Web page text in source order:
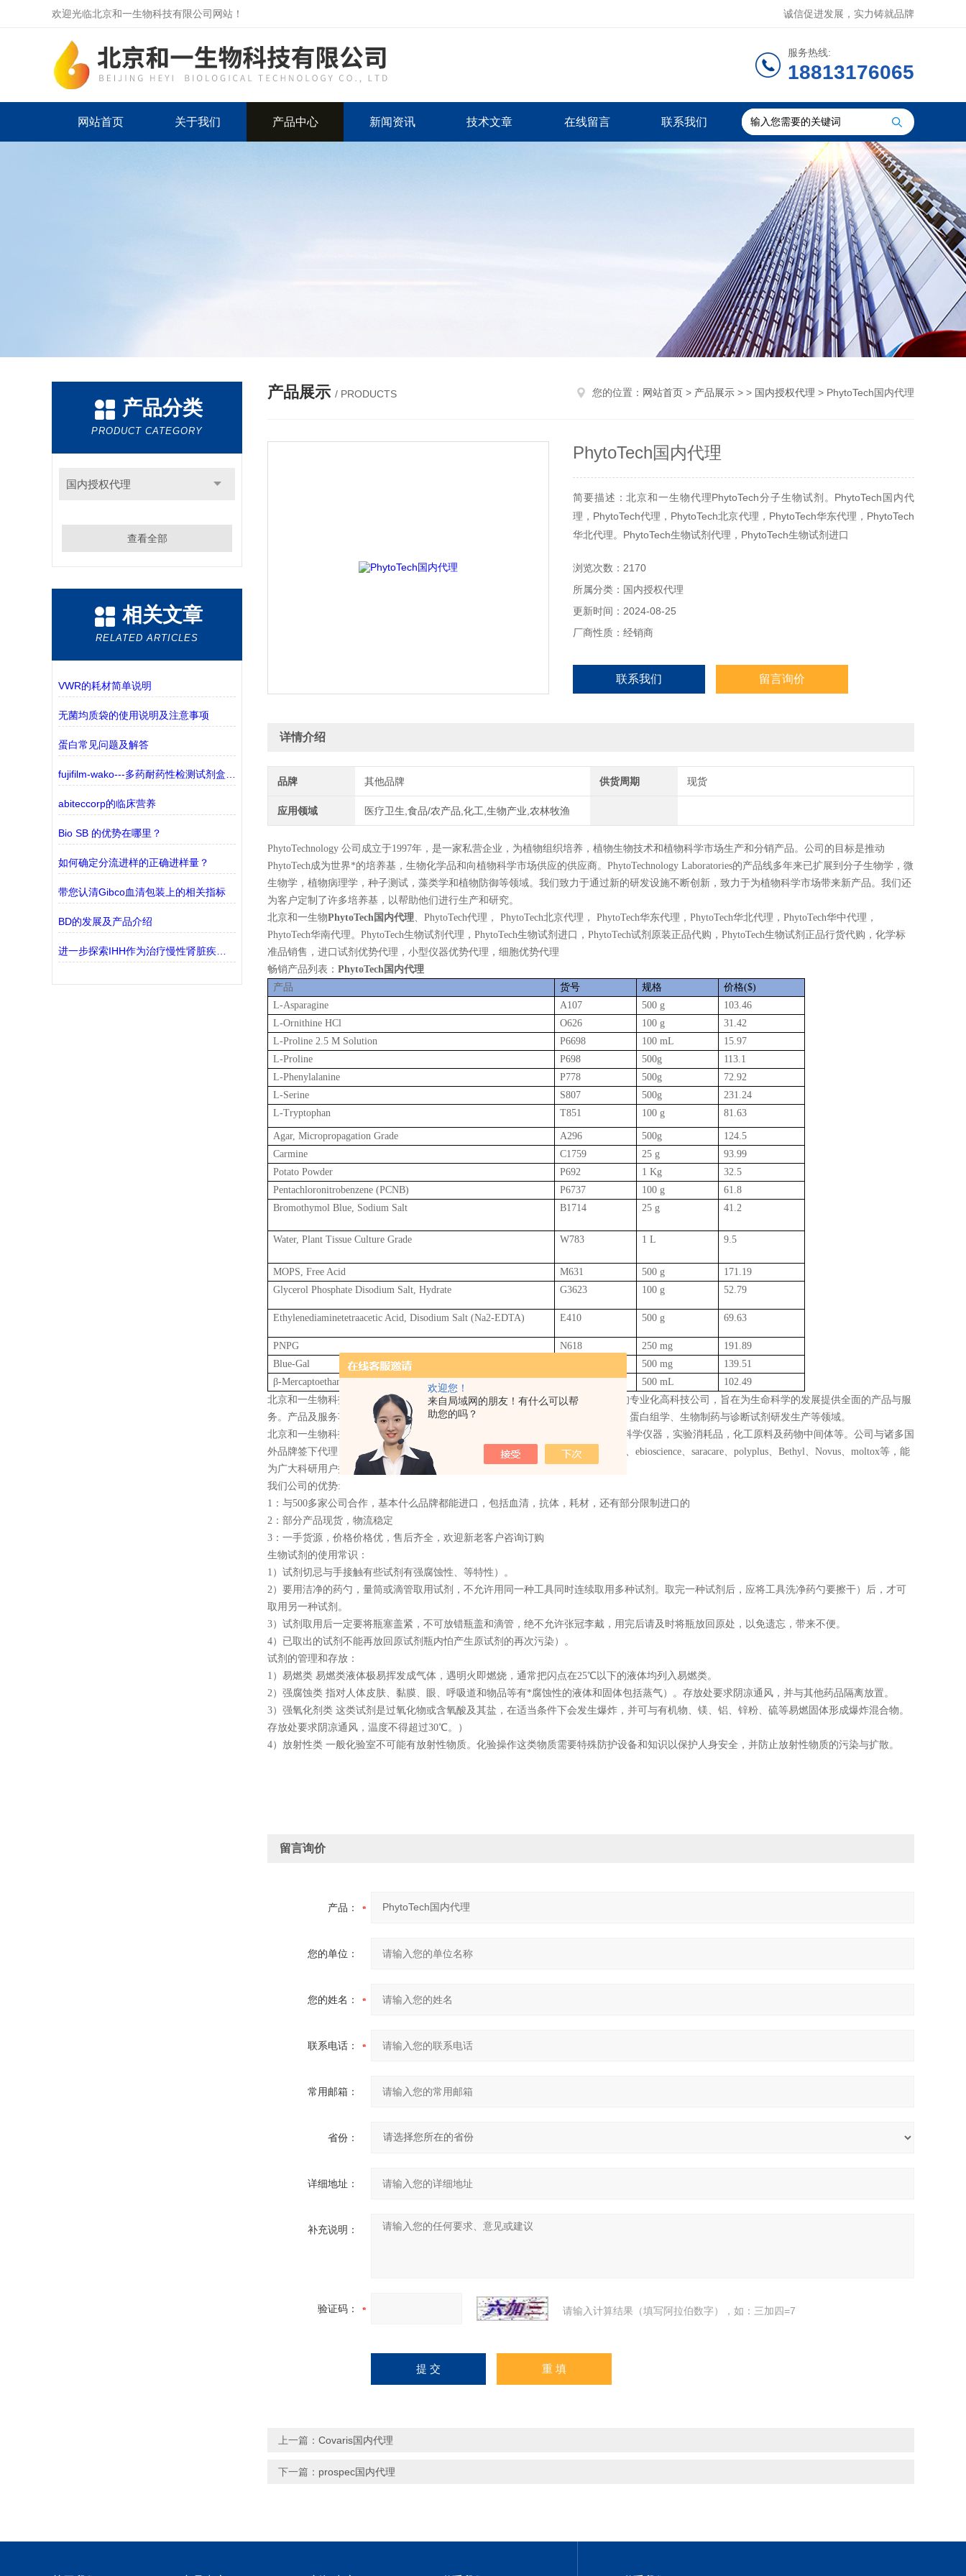
欢迎您！
来自局域网的朋友！有什么可以帮
助您的吗？
欢迎光临北京和一生物科技有限公司网站！ 诚信促进发展，实力铸就品牌
服务热线:
18813176065
网站首页 关于我们 产品中心 新闻资讯 技术文章 在线留言 联系我们
产品分类
PRODUCT CATEGORY
国内授权代理
查看全部
相关文章
RELATED ARTICLES
VWR的耗材简单说明
无菌均质袋的使用说明及注意事项
蛋白常见问题及解答
abiteccorp的临床营养
Bio SB 的优势在哪里？
如何确定分流进样的正确进样量？
带您认清Gibco血清包装上的相关指标
BD的发展及产品介绍
进一步探索IHH作为治疗慢性肾脏疾病(CKD)的潜在靶点
产品展示 / PRODUCTS 您的位置： 网站首页 > 产品展示 > > 国内授权代理 > PhytoTech国内代理
PhytoTech国内代理
简要描述：北京和一生物代理PhytoTech分子生物试剂。PhytoTech国内代
理，PhytoTech代理，PhytoTech北京代理，PhytoTech华东代理，PhytoTech
华北代理。PhytoTech生物试剂代理，PhytoTech生物试剂进口
浏览次数：2170
所属分类：国内授权代理
更新时间：2024-08-25
厂商性质：经销商
联系我们 留言询价
详情介绍
品牌 其他品牌 供货周期 现货
应用领域 医疗卫生,食品/农产品,化工,生物产业,农林牧渔
PhytoTechnology 公司成立于1997年，是一家私营企业，为植物组织培养，植物生物技术和植物科学市场生产和分销产品。公司的目标是推动
PhytoTech成为世界*的培养基，生物化学品和向植物科学市场供应的供应商。PhytoTechnology Laboratories的产品线多年来已扩展到分子生物学，微
生物学，植物病理学，种子测试，藻类学和植物防御等领域。我们致力于通过新的研发设施不断创新，致力于为植物科学市场带来新产品。我们还
为客户定制了许多培养基，以帮助他们进行生产和研究。
北京和一生物PhytoTech国内代理、PhytoTech代理， PhytoTech北京代理， PhytoTech华东代理，PhytoTech华北代理，PhytoTech华中代理，
PhytoTech华南代理。PhytoTech生物试剂代理，PhytoTech生物试剂进口，PhytoTech试剂原装正品代购，PhytoTech生物试剂正品行货代购，化学标
准品销售，进口试剂优势代理，小型仪器优势代理，细胞优势代理
畅销产品列表： PhytoTech国内代理
产品
货号 规格
价格($)
L-Asparagine
A107 500 g
103.46
L-Ornithine HCl
O626 100 g
31.42
L-Proline 2.5 M Solution
P6698 100 mL
15.97
L-Proline
P698 500g
113.1
L-Phenylalanine
P778 500g
72.92
L-Serine
S807 500g
231.24
L-Tryptophan
T851 100 g 81.63
Agar, Micropropagation Grade A296 500g
124.5
Carmine
C1759 25 g
93.99
Potato Powder
P692 1 Kg
32.5
Pentachloronitrobenzene (PCNB)
P6737 100 g
61.8
Bromothymol Blue, Sodium Salt
B1714 25 g 41.2
Water, Plant Tissue Culture Grade W783 1 L 9.5
MOPS, Free Acid M631 500 g
171.19
Glycerol Phosphate Disodium Salt, Hydrate
G3623 100 g 52.79
Ethylenediaminetetraacetic Acid, Disodium Salt (Na2-EDTA) E410 500 g 69.63
PNPG N618 250 mg
191.89
Blue-Gal
500 mg
139.51
β-Mercaptoethanol
500 mL
102.49
北京和一生物科技有限公司是一家集进口试剂销售、技术服务与合约开发为一体的专业化高科技公司，旨在为生命科学的发展提供全面的产品与服
务。产品及服务项目覆盖生物化学、细胞生物学、免疫学、植物学、分子生物学、蛋白组学、生物制药与诊断试剂研发生产等领域。
北京和一生物科技有限公司专业代理PhytoTech全系列产品，专营进口生物试剂，科学仪器，实验消耗品，化工原料及药物中间体等。公司与诸多国
外品牌签下代理，sigma、santa、RD、PhytoTech、CST、toxin、streck、PhytoTech、ebioscience、saracare、polyplus、Bethyl、Novus、moltox等，能
为广大科研用户提供数万种试剂、仪器和实验消耗品。
我们公司的优势:
1：与500多家公司合作，基本什么品牌都能进口，包括血清，抗体，耗材，还有部分限制进口的
2：部分产品现货，物流稳定
3：一手货源，价格价格优，售后齐全，欢迎新老客户咨询订购
生物试剂的使用常识：
1）试剂切忌与手接触有些试剂有强腐蚀性、等特性）。
2）要用洁净的药勺，量筒或滴管取用试剂，不允许用同一种工具同时连续取用多种试剂。取完一种试剂后，应将工具洗净药勺要擦干）后，才可
取用另一种试剂。
3）试剂取用后一定要将瓶塞盖紧，不可放错瓶盖和滴管，绝不允许张冠李戴，用完后请及时将瓶放回原处，以免遗忘，带来不便。
4）已取出的试剂不能再放回原试剂瓶内怕产生原试剂的再次污染）。
试剂的管理和存放：
1）易燃类 易燃类液体极易挥发成气体，遇明火即燃烧，通常把闪点在25℃以下的液体均列入易燃类。
2）强腐蚀类 指对人体皮肤、黏膜、眼、呼吸道和物品等有*腐蚀性的液体和固体包括蒸气）。存放处要求阴凉通风，并与其他药品隔离放置。
3）强氧化剂类 这类试剂是过氧化物或含氧酸及其盐，在适当条件下会发生爆炸，并可与有机物、镁、铝、锌粉、硫等易燃固体形成爆炸混合物。
存放处要求阴凉通风，温度不得超过30℃。）
4）放射性类 一般化验室不可能有放射性物质。化验操作这类物质需要特殊防护设备和知识以保护人身安全，并防止放射性物质的污染与扩散。
留言询价
产品：
您的单位：
您的姓名：
联系电话：
常用邮箱：
省份：
详细地址：
补充说明：
验证码： 请输入计算结果（填写阿拉伯数字），如：三加四=7
上一篇： Covaris国内代理
下一篇： prospec国内代理